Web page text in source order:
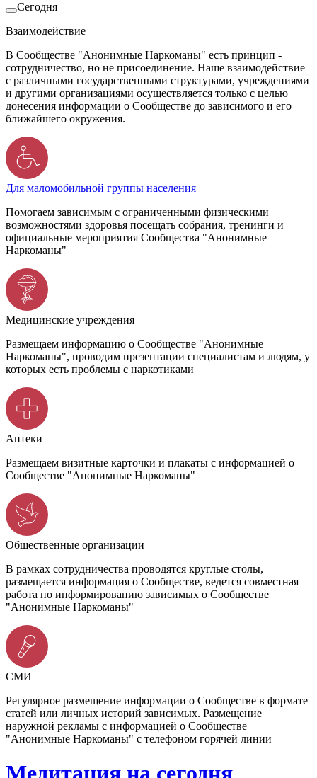
Сегодня
Взаимодействие
В Сообществе "Анонимные Наркоманы" есть принцип -
сотрудничество, но не присоединение. Наше взаимодействие
с различными государственными структурами, учреждениями
и другими организациями осуществляется только с целью
донесения информации о Сообществе до зависимого и его
ближайшего окружения.
Для маломобильной группы населения
Помогаем зависимым с ограниченными физическими
возможностями здоровья посещать собрания, тренинги и
официальные мероприятия Сообщества "Анонимные
Наркоманы"
Медицинские учреждения
Размещаем информацию о Сообществе "Анонимные
Наркоманы", проводим презентации специалистам и людям, у
которых есть проблемы с наркотиками
Аптеки
Размещаем визитные карточки и плакаты с информацией о
Сообществе "Анонимные Наркоманы"
Общественные организации
В рамках сотрудничества проводятся круглые столы,
размещается информация о Сообществе, ведется совместная
работа по информированию зависимых о Сообществе
"Анонимные Наркоманы"
СМИ
Регулярное размещение информации о Сообществе в формате
статей или личных историй зависимых. Размещение
наружной рекламы с информацией о Сообществе
"Анонимные Наркоманы" с телефоном горячей линии